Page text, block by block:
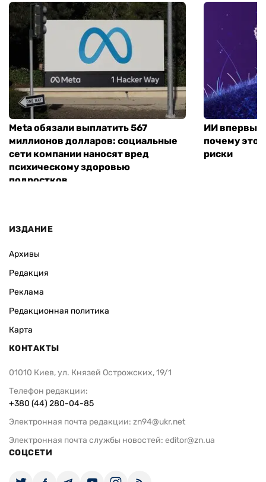
Meta обязали выплатить 567
миллионов долларов: социальные
сети компании наносят вред
психическому здоровью
подростков
ИИ впервые
почему это
риски
ИЗДАНИЕ
Архивы
Редакция
Реклама
Редакционная политика
Карта
КОНТАКТЫ
01010 Киев, ул. Князей Острожских, 19/1
Телефон редакции:
+380 (44) 280-04-85
Электронная почта редакции: zn94@ukr.net
Электронная почта службы новостей: editor@zn.ua
СОЦСЕТИ